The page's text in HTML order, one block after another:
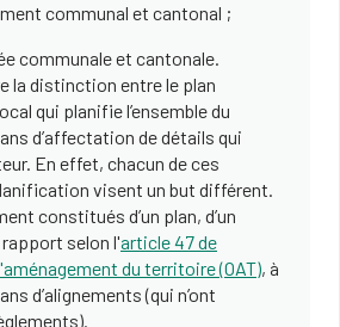
communal et cantonal ;
communale et cantonale.
la distinction entre le plan
qui planifie l’ensemble du
d’affectation de détails qui
En effet, chacun de ces
visent un but différent.
constitués d’un plan, d’un
rapport selon l'article 47 de
du territoire (OAT), à
d’alignements (qui n’ont